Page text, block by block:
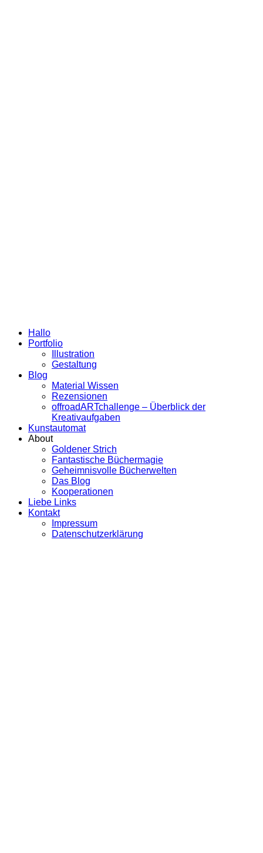
Hallo
Portfolio
Illustration
Gestaltung
Blog
Material Wissen
Rezensionen
offroadARTchallenge – Überblick der
Kreativaufgaben
Kunstautomat
About
Goldener Strich
Fantastische Büchermagie
Geheimnisvolle Bücherwelten
Das Blog
Kooperationen
Liebe Links
Kontakt
Impressum
Datenschutzerklärung